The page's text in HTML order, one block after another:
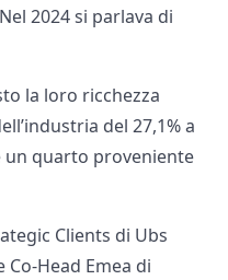
2024 si parlava di
la loro ricchezza
del 27,1% a
quarto proveniente
Clients di Ubs
Head Emea di